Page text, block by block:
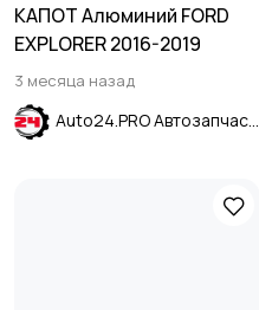
КАПОТ Алюминий FORD
EXPLORER 2016-2019
3 месяца назад
Auto24.PRO Автозапчасти